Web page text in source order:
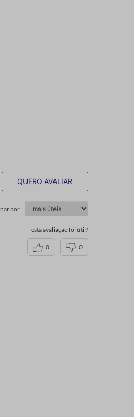
QUERO AVALIAR
por
esta avaliação foi útil?
0 0